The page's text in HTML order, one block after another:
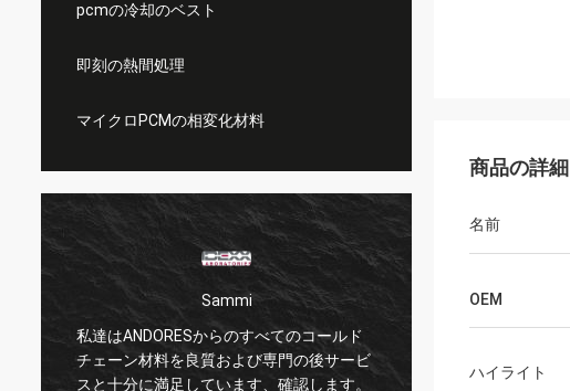
pcmの冷却のベスト
即刻の熱間処理
マイクロPCMの相変化材料
からのすべてのコールド
質および専門の後サービ
ています、確認します。
リーヴェン
冷却PCMのパッドは正常なPCMsが、それ
大きいよりそうそっとsaftyであり。
商品の詳細
名前
OEM
ハイライト